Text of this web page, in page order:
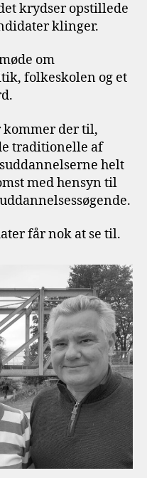
krydser opstillede
klinger.
om
folkeskolen og et
der til,
traditionelle af
helt
med hensyn til
får nok at se til.